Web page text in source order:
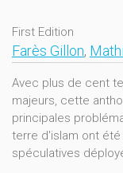
First Edition
Farès Gillon,
Avec plus de cent
majeurs, cette
principales
terre d'islam ont
spéculatives